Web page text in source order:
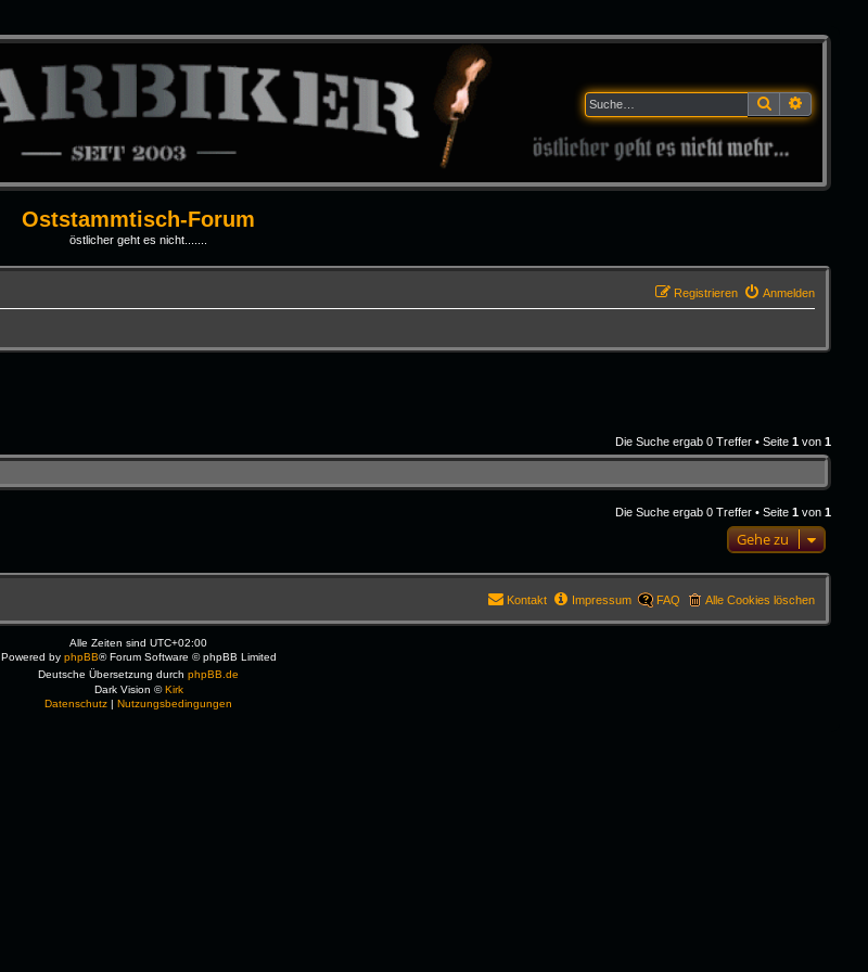
Suche
Oststammtisch-Forum
östlicher geht es nicht.......
Anmelden
Registrieren
Die Suche ergab 0 Treffer • Seite1 von1
Die Suche ergab 0 Treffer • Seite1 von1
Gehe zu
Alle Cookies löschen
FAQ
Impressum
Kontakt
Alle Zeiten sindUTC+02:00
Powered by phpBB® Forum Software © phpBB Limited
Deutsche Übersetzung durchphpBB.de
Dark Vision ©Kirk
Datenschutz |Nutzungsbedingungen